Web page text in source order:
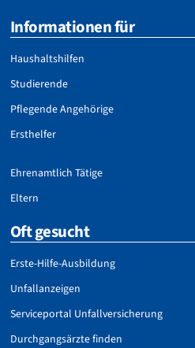
Informationen für
Haushaltshilfen
Studierende
Pflegende Angehörige
Ersthelfer
Ehrenamtlich Tätige
Eltern
Oft gesucht
Erste-Hilfe-Ausbildung
Unfallanzeigen
Serviceportal Unfallversicherung
Durchgangsärzte finden